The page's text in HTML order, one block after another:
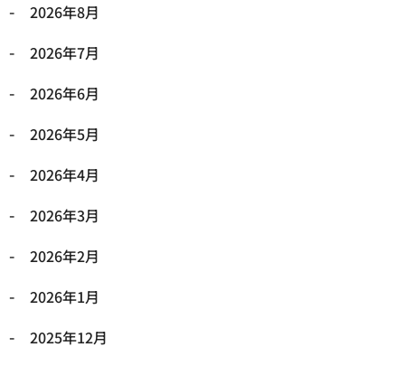
2026年8月
2026年7月
2026年6月
2026年5月
2026年4月
2026年3月
2026年2月
2026年1月
2025年12月